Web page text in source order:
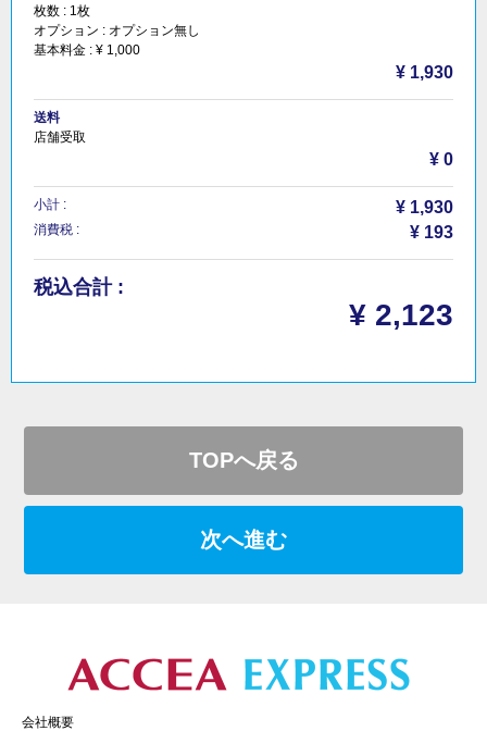
枚数 : 1枚
オプション : オプション無し
基本料金 : ¥ 1,000
¥ 1,930
送料
店舗受取
¥ 0
小計 : ¥ 1,930
消費税 : ¥ 193
税込合計 :
¥ 2,123
TOPへ戻る
次へ進む
会社概要